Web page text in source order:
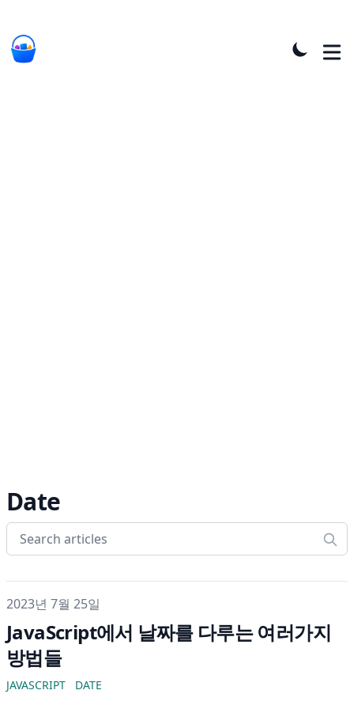
Date
게시일
2023년 7월 25일
JavaScript에서 날짜를 다루는 여러가지
방법들
JAVASCRIPT DATE